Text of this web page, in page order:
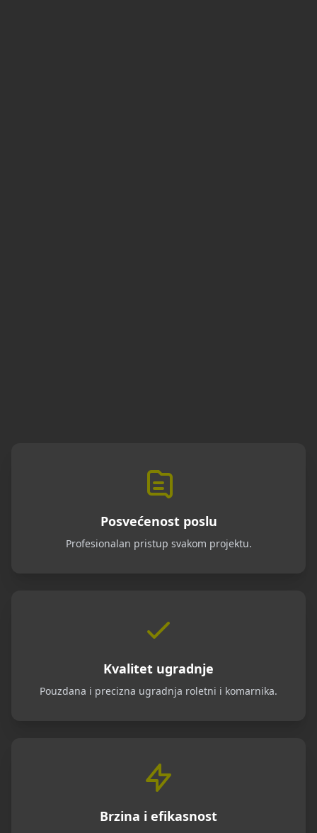
Posvećenost poslu
Profesionalan pristup svakom projektu.
Kvalitet ugradnje
Pouzdana i precizna ugradnja roletni i komarnika.
Brzina i efikasnost